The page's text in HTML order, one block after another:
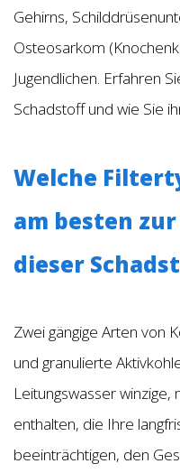
Gehirns,
Osteosarkom
Jugendlichen. Erfahren
Schadstoff und wie Sie
Welche
am besten
dieser
Zwei gängige Arten von
und granulierte
Leitungswasser
enthalten, die Ihre
beeinträchtigen, den